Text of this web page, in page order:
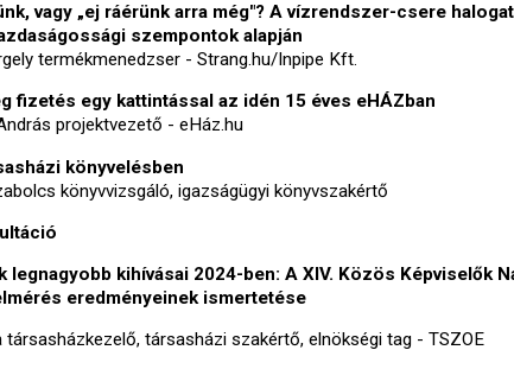
vagy „ej ráérünk arra még"? A vízrendszer-csere
szempontok alapján
termékmenedzser - Strang.hu/Inpipe Kft.
fizetés egy kattintással az idén 15 éves eHÁZban
projektvezető - eHáz.hu
könyvelésben
könyvvizsgáló, igazságügyi könyvszakértő
legnagyobb kihívásai 2024-ben: A XIV. Közös Képviselők
eredményeinek ismertetése
társasházkezelő, társasházi szakértő, elnökségi tag - TSZOE